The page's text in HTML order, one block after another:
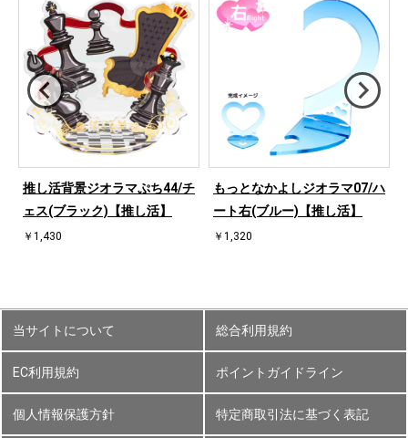
推し活背景ジオラマぷち44/チ
ェス(ブラック)【推し活】
￥1,430
もっとなかよしジオラマ07/ハ
ート右(ブルー)【推し活】
￥1,320
当サイトについて 総合利用規約
EC利用規約 ポイントガイドライン
個人情報保護方針 特定商取引法に基づく表記